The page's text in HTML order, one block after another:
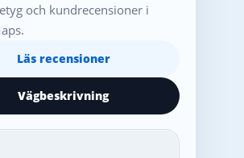
och kundrecensioner i
Läs recensioner
Vägbeskrivning